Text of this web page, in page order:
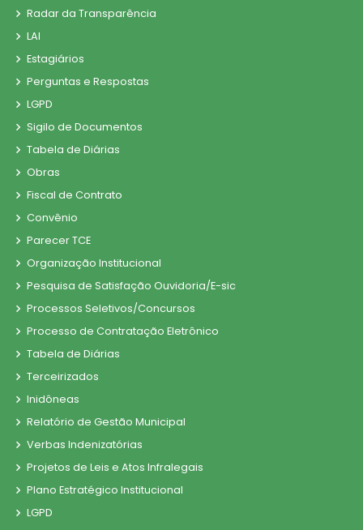
Radar da Transparência
LAI
Estagiários
Perguntas e Respostas
LGPD
Sigilo de Documentos
Tabela de Diárias
Obras
Fiscal de Contrato
Convênio
Parecer TCE
Organização Institucional
Pesquisa de Satisfação Ouvidoria/E-sic
Processos Seletivos/Concursos
Processo de Contratação Eletrônico
Tabela de Diárias
Terceirizados
Inidôneas
Relatório de Gestão Municipal
Verbas Indenizatórias
Projetos de Leis e Atos Infralegais
Plano Estratégico Institucional
LGPD